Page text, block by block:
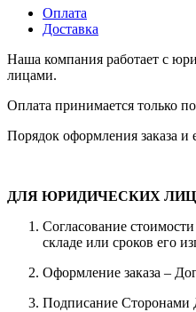
Оплата
Доставка
Наша компания работает с
лицами.
Оплата принимается только
Порядок оформления заказа и
ДЛЯ ЮРИДИЧЕСКИХ ЛИЦ
Согласование
складе или сроков его
Оформление заказа –
Подписание Сторонами